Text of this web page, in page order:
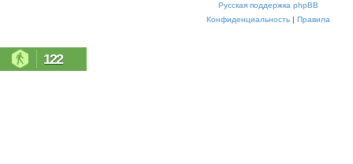
Русская поддержка phpBB
Конфиденциальность | Правила
122